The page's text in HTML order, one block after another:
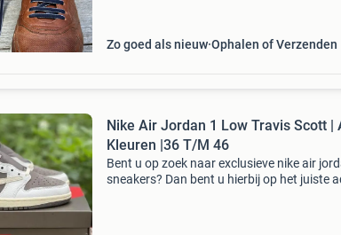
Zo goed als nieuw Ophalen of Verzenden
Nike Air Jordan 1 Low Travis Scott |
Kleuren |36 T/M 46
Bent u op zoek naar exclusieve nike air
sneakers? Dan bent u hierbij op het juiste